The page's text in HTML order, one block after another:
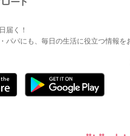
届く！
パにも、毎日の生活に役立つ情報を